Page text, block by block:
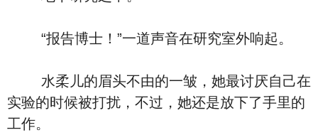
“报告博士！”一道声音在研究室外响起。
水柔儿的眉头不由的一皱，她最讨厌自己在
实验的时候被打扰，不过，她还是放下了手里的
工作。